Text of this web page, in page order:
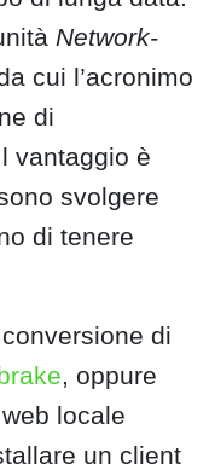
Network-
cui l’acronimo
di
vantaggio è
svolgere
di tenere
di
, oppure
locale
un client